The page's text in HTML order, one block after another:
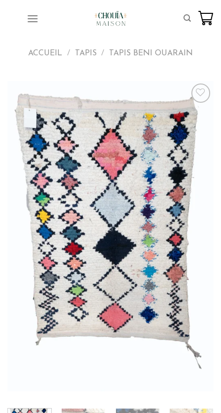
ACCUEIL / TAPIS / TAPIS BENI OUARAIN
Ajoutez
aux
favoris